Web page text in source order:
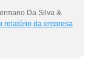
Da Silva &
relatório da empresa